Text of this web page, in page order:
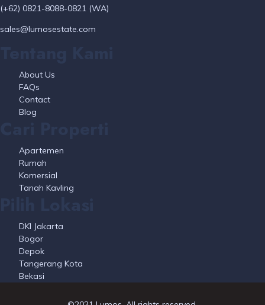
(+62) 0821-8088-0821 (WA)
sales@lumosestate.com
About Us
FAQs
Contact
Blog
Apartemen
Rumah
Komersial
Tanah Kavling
DKI Jakarta
Bogor
Depok
Tangerang Kota
Bekasi